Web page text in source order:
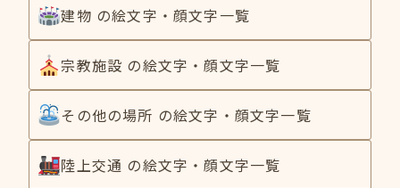
建物 の絵文字・顔文字一覧
宗教施設 の絵文字・顔文字一覧
その他の場所 の絵文字・顔文字一覧
陸上交通 の絵文字・顔文字一覧